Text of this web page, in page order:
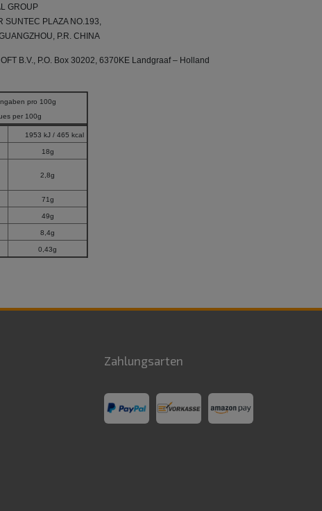
GROUP
SUNTEC PLAZA NO.193,
P.R. CHINA
B.V., P.O. Box 30202, 6370KE Landgraaf – Holland
pro 100g
per 100g
1953 kJ / 465 kcal
18g
2,8g
71g
49g
8,4g
0,43g
Zahlungsarten